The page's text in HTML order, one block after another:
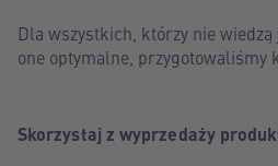
Dla wszystkich, którzy nie wiedzą
one optymalne, przygotowaliśmy
Skorzystaj z wyprzedaży